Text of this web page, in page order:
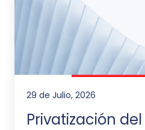
29 de Julio, 2026
Privatización